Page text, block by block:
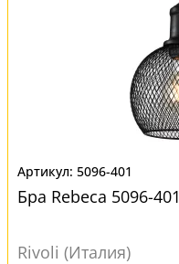
5096-401
Бра Rebeca 5096-401
Rivoli (Италия)